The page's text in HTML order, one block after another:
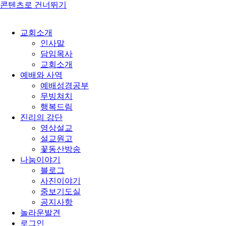
콘텐츠로 건너뛰기
교회소개
인사말
담임목사
교회소개
예배와 사역
예배성경공부
무빙쳐치
행복드림
진리의 강단
영상설교
설교원고
꽃동산방송
나눔이야기
블로그
사진이야기
중보기도실
공지사항
놀라운발견
로그인